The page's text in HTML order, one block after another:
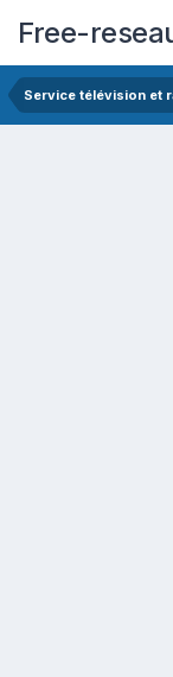
Free-
Service télévision et